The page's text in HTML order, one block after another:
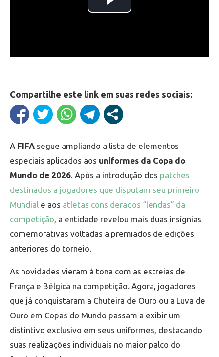
Compartilhe este link em suas redes sociais:
A FIFA segue ampliando a lista de elementos
especiais aplicados aos uniformes da Copa do
Mundo de 2026. Após a introdução dos patches
destinados a jogadores que disputam seu primeiro
Mundial e aos atletas considerados “lendas” da
competição, a entidade revelou mais duas insígnias
comemorativas voltadas a premiados de edições
anteriores do torneio.
As novidades vieram à tona com as estreias de
França e Bélgica na competição. Agora, jogadores
que já conquistaram a Chuteira de Ouro ou a Luva de
Ouro em Copas do Mundo passam a exibir um
distintivo exclusivo em seus uniformes, destacando
suas realizações individuais no maior palco do